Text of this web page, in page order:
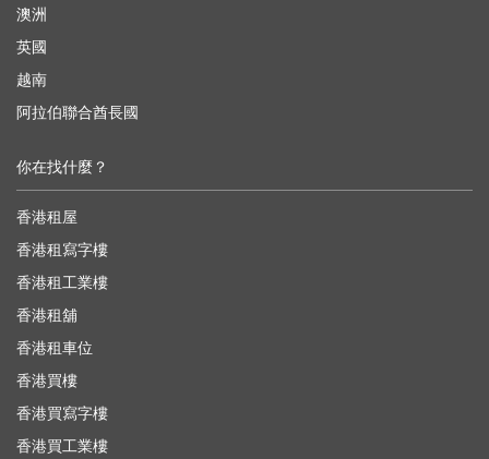
澳洲
英國
越南
阿拉伯聯合酋長國
你在找什麼？
香港租屋
香港租寫字樓
香港租工業樓
香港租舖
香港租車位
香港買樓
香港買寫字樓
香港買工業樓